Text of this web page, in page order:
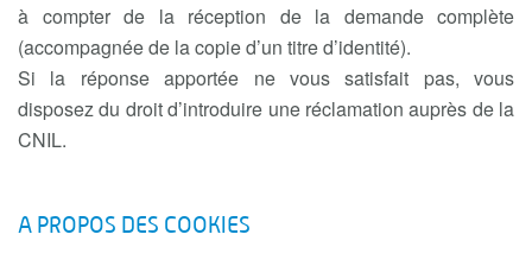
à compter de la réception de la demande complète
(accompagnée de la copie d’un titre d’identité).
Si la réponse apportée ne vous satisfait pas, vous
disposez du droit d’introduire une réclamation auprès de la
CNIL.
A PROPOS DES COOKIES